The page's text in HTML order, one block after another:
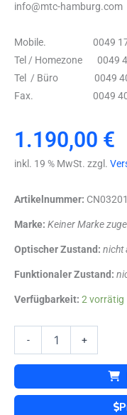
info@mtc-hamburg.com
Mobile. 0049 176
Tel / Homezone 0049
Tel / Büro 0049 40
Fax. 0049 40 3
1.190,00 €
inkl. 19 % MwSt. zzgl.
Artikelnummer:
Marke: Keiner Marke
Optischer Zustand: nicht
Funktionaler Zustand:
Verfügbarkeit: 2 vorrätig
-
Dräger
Kreisteil
Menge
+